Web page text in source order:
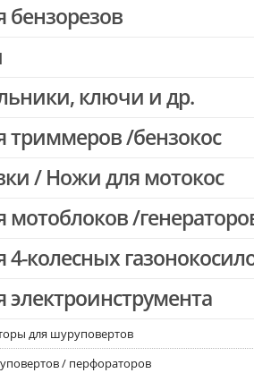
Stihl
Oleo-mac, Echo и др.
бензорезов
ключи и др.
триммеров /бензокос
триммеров
/ Ножи для мотокос
мотоблоков /
4-колесных
электроинструмента
для шуруповертов
/ перфораторов